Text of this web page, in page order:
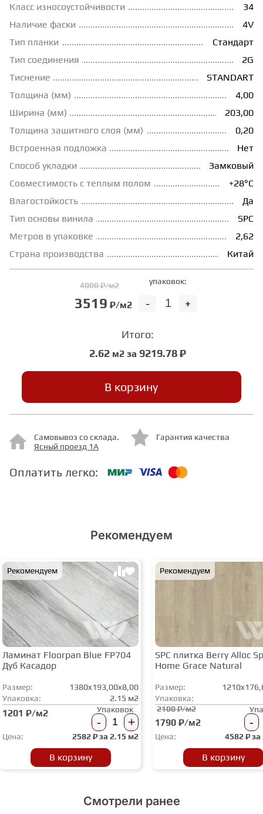
НАЛИВНОЙ ПОЛ
ГРУНТОВКИ
ТЕПЛЫЙ ПОЛ
ЭКОМАССИВ
МАССИВНАЯ ДОСКА
ИСКУССТВЕННАЯ ТРАВА
ИНЖЕНЕРНЫЙ МОДУЛЬ
ФАНЕРА
МИНЕРАЛЬНО-КАМЕННЫЙ
ЛАМИНАТ MSPC
ЛАМИНАТ SWF
Класс износоустойчивости
34
Наличие фаски
4V
Тип планки
Стандарт
Тип соединения
2G
Тиснение
STANDART
Толщина (мм)
4,00
Ширина (мм)
203,00
Толщина зашитного слоя (мм)
0,20
Встроенная подложка
Нет
Способ укладки
Замковый
Совместимость с теплым полом
+28°С
Влагостойкость
Да
Тип основы винила
SPC
Метров в упаковке
2,62
Страна производства
Китай
4000 ₽/м2
3519 ₽/м2
упаковок:
+
-
Итого:
2.62м2 за 9219.78 ₽
В корзину
Самовывоз со склада.
Ясный проезд 1А
Гарантия качества
Оплатить легко:
Рекомендуем
Рекомендуем
Ламинат Floorpan Blue FP704
Дуб Касадор
Размер:
1380x193,00x8,00
Упаковка:
2.15 м2
1201 ₽/м2 Упаковок
- +
Цена: 2582₽ за 2.15 м2
В корзину
Рекомендуем
SPC плитка Berry Alloc
Home Grace Natural
Размер:
Упаковка:
2100 ₽/м2
1790 ₽/м2 -
Цена: 4582₽ за
В корзину
Смотрели ранее